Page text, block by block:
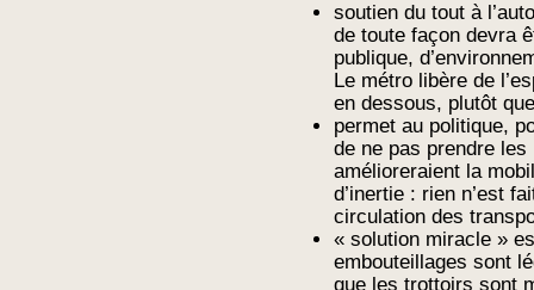
soutien du tout à
de toute façon devra
publique,
Le métro libère de
en dessous, plutôt
permet au politique,
de ne pas prendre
amélioreraient la
d’inertie : rien n’est
circulation des
« solution miracle »
embouteillages sont
que les trottoirs sont